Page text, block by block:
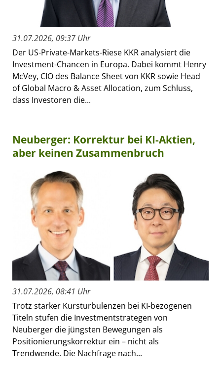
31.07.2026, 09:37 Uhr
Der US-Private-Markets-Riese KKR analysiert die
Investment-Chancen in Europa. Dabei kommt Henry
McVey, CIO des Balance Sheet von KKR sowie Head
of Global Macro & Asset Allocation, zum Schluss,
dass Investoren die...
Neuberger: Korrektur bei KI-Aktien,
aber keinen Zusammenbruch
31.07.2026, 08:41 Uhr
Trotz starker Kursturbulenzen bei KI-bezogenen
Titeln stufen die Investmentstrategen von
Neuberger die jüngsten Bewegungen als
Positionierungskorrektur ein – nicht als
Trendwende. Die Nachfrage nach...